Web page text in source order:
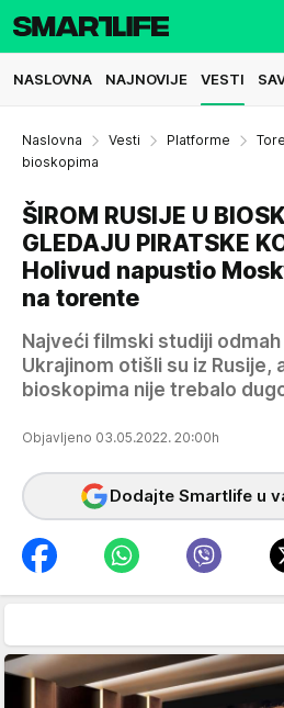
NASLOVNA NAJNOVIJE VESTI
Naslovna Vesti Platforme
bioskopima
ŠIROM RUSIJE U
GLEDAJU PIRATSKE
Holivud napustio
na torente
Najveći filmski studiji
Ukrajinom otišli su iz Rusije,
bioskopima nije trebalo
Objavljeno 03.05.2022. 20:00h
Dodajte Smartlife u